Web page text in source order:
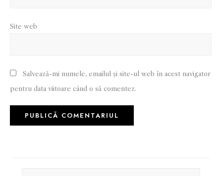
Site web
Salvează-mi numele, emailul și site-ul web în acest navigator
pentru data viitoare când o să comentez.